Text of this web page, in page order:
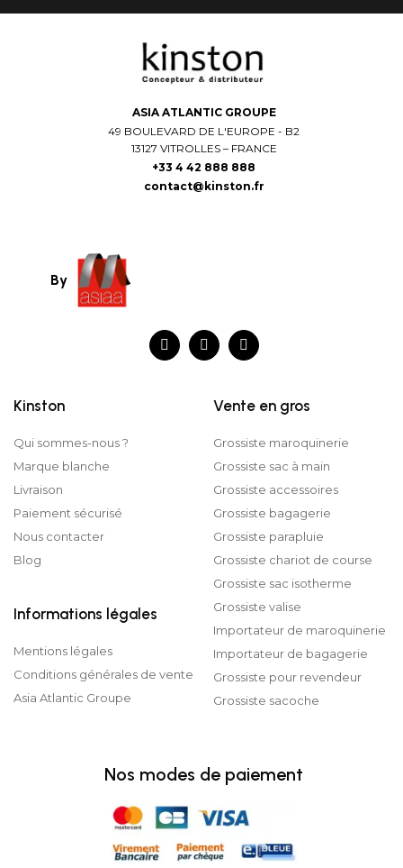
ASIA ATLANTIC GROUPE
49 BOULEVARD DE L'EUROPE - B2
13127 VITROLLES – FRANCE
+33 4 42 888 888
contact@kinston.fr
By
Kinston
Qui sommes-nous ?
Marque blanche
Livraison
Paiement sécurisé
Nous contacter
Blog
Informations légales
Mentions légales
Conditions générales de vente
Asia Atlantic Groupe
Vente en gros
Grossiste maroquinerie
Grossiste sac à main
Grossiste accessoires
Grossiste bagagerie
Grossiste parapluie
Grossiste chariot de course
Grossiste sac isotherme
Grossiste valise
Importateur de maroquinerie
Importateur de bagagerie
Grossiste pour revendeur
Grossiste sacoche
Nos modes de paiement